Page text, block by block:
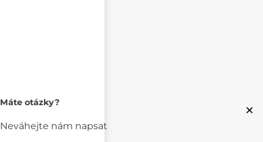
×
Máte otázky?
Neváhejte nám napsat